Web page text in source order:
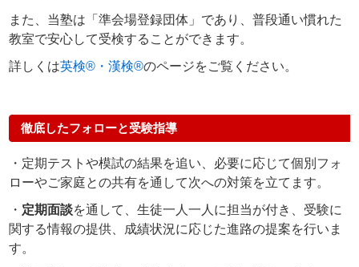
また、当塾は「準会場登録団体」であり、普段通い慣れた
教室で安心して受検することができます。
詳しくは英検®・漢検®のページをご覧ください。
徹底したフォローと受験指導
・定期テストや模試の結果を追い、必要に応じて個別フォ
ローやご家庭との共有を通して次への対策を立てます。
・ 定期面談を通して、生徒一人一人に担当が付き、受験に
関する情報の提供、成績状況に応じた進路の提案を行いま
す。